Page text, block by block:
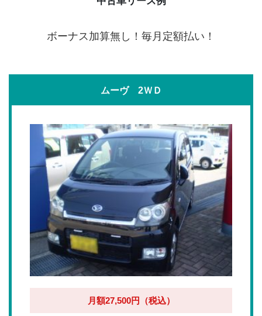
ボーナス加算無し！毎月定額払い！
ムーヴ 2ＷＤ
月額27,500円（税込）